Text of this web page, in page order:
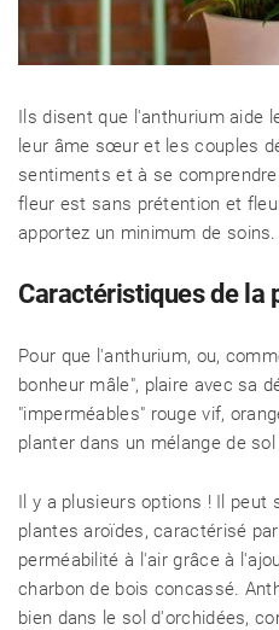
Ils disent que l'anthurium aide
leur âme sœur et les couples
sentiments et à se
fleur est sans prétention et
apportez un minimum de
Caractéristiques de la
Pour que l'anthurium, ou,
bonheur mâle", plaire avec sa
"imperméables" rouge vif,
planter dans un mélange de
Il y a plusieurs options ! Il peut
plantes aroïdes, caractérisé
perméabilité à l'air grâce à
charbon de bois concassé.
bien dans le sol d'orchidées,